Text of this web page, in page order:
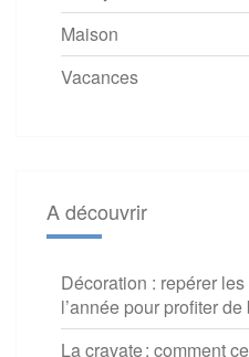
Maison
Vacances
A découvrir
Décoration : repérer
l’année pour profiter
La cravate : comment